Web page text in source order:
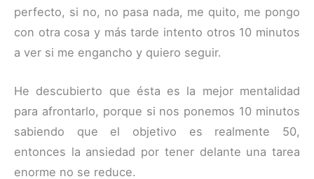
perfecto, si no, no pasa nada, me quito, me pongo
con otra cosa y más tarde intento otros 10 minutos
a ver si me engancho y quiero seguir.
He descubierto que ésta es la mejor mentalidad
para afrontarlo, porque si nos ponemos 10 minutos
sabiendo que el objetivo es realmente 50,
entonces la ansiedad por tener delante una tarea
enorme no se reduce.